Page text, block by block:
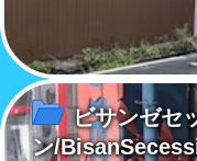
ビサンゼセ
ン/